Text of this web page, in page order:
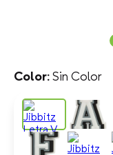
Sin Color